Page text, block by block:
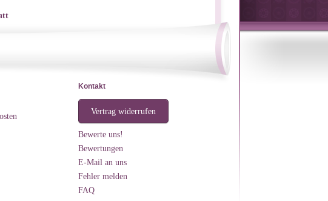
Kontakt
Vertrag widerrufen
Bewerte uns!
Bewertungen
E-Mail an uns
Fehler melden
FAQ